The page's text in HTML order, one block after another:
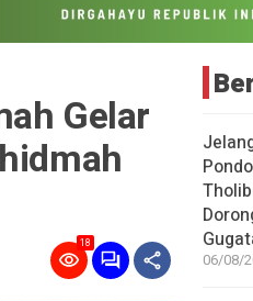
Gelar
18
06/08/